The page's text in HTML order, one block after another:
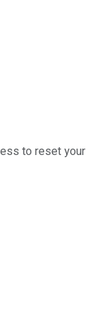
to reset your